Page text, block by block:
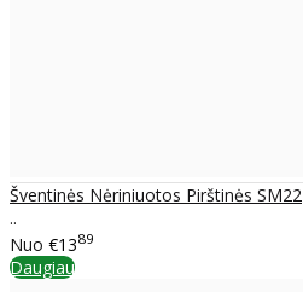
Šventinės Nėriniuotos Pirštinės SM22
..
Nuo €1389
Daugiau